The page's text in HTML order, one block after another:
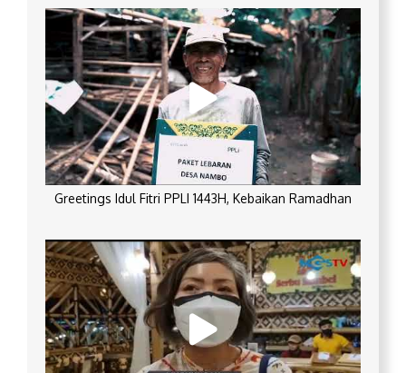
Greetings Idul Fitri PPLI 1443H, Kebaikan Ramadhan